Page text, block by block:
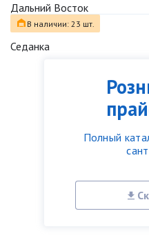
Полный
Дальний Восток
В наличии: 23 шт.
Седанка